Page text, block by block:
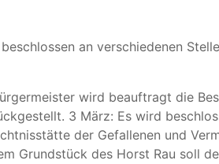
an verschiedenen
wird beauftragt die
3 März: Es wird
der Gefallenen und
Grundstück des Horst Rau soll